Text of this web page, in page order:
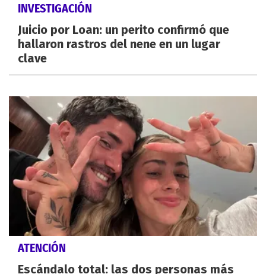
INVESTIGACIÓN
Juicio por Loan: un perito confirmó que
hallaron rastros del nene en un lugar
clave
ATENCIÓN
Escándalo total: las dos personas más